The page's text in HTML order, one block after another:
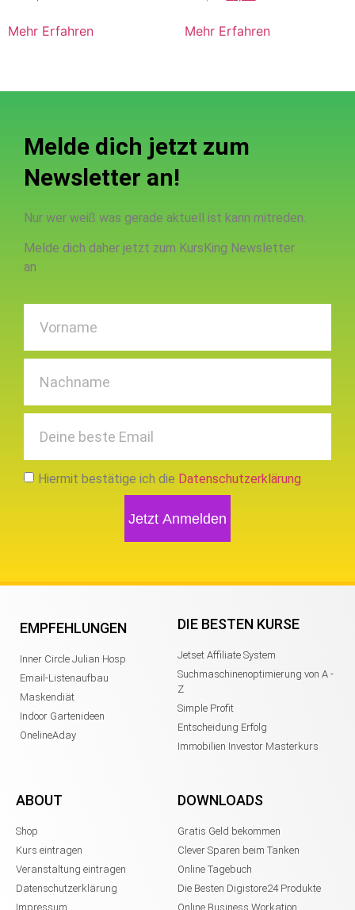
Mehr Erfahren Mehr Erfahren
Melde dich jetzt zum
Newsletter an!
Nur wer weiß was gerade aktuell ist kann mitreden.
Melde dich daher jetzt zum KursKing Newsletter
an
Hiermit bestätige ich die Datenschutzerklärung
Jetzt Anmelden
EMPFEHLUNGEN
Inner Circle Julian Hosp
Email-Listenaufbau
Maskendiät
Indoor Gartenideen
OnelineAday
DIE BESTEN KURSE
Jetset Affiliate System
Suchmaschinenoptimierung von A -
Z
Simple Profit
Entscheidung Erfolg
Immobilien Investor Masterkurs
ABOUT
Shop
Kurs eintragen
Veranstaltung eintragen
Datenschutzerklärung
Impressum
DOWNLOADS
Gratis Geld bekommen
Clever Sparen beim Tanken
Online Tagebuch
Die Besten Digistore24 Produkte
Online Business Workation